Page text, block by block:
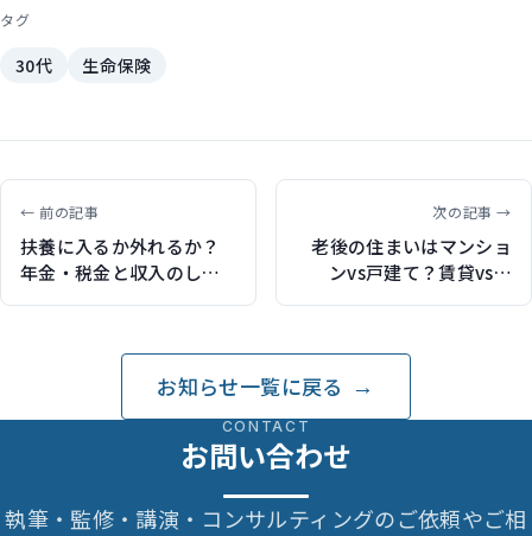
タグ
30代 生命保険
← 前の記事
扶養に入るか外れるか？
年金・税金と収入のしく
みをFPが解説（保険チャ
次の記事 →
老後の住まいはマンショ
ンvs戸建て？賃貸vs持
家？FPが考察（保険チャ
お知らせ一覧に戻る
CONTACT
お問い合わせ
執筆・監修・講演・コンサルティングのご依頼やご相